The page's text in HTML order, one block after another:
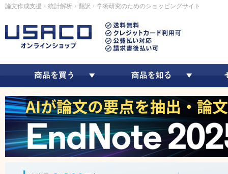
論文作成支援・統計解析・翻訳・学術研究のためのショッピングサイト